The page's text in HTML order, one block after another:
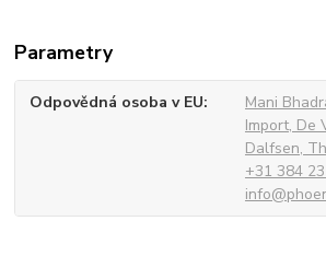
Parametry
Odpovědná osoba v EU
Mani
Import, De
Dalfsen,
+31 384